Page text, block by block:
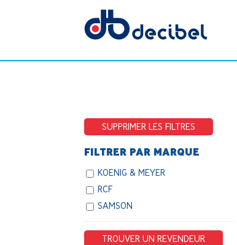
SUPPRIMER LES FILTRES
FILTRER PAR MARQUE
KOENIG & MEYER
RCF
SAMSON
TROUVER UN REVENDEUR